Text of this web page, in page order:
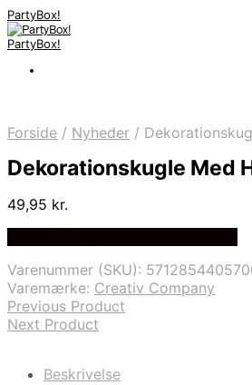
PartyBox!
PartyBox!
Forside / Nyheder /
Dekorationskugle Med
49,95 kr.
Varenummer (SKU):
Varemærke: Creativ Company
Previous Product
Next Product
Beskrivelse